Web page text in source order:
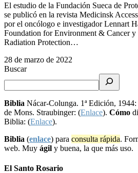
El estudio de la Fundación Sueca de
se publicó en la revista Medicinsk
por el oncólogo e investigador Lennart
Foundation for Environment & Cancer y
Radiation Protection…
28 de marzo de 2022
Buscar
Biblia Nácar-Colunga. 1ª Edición, 1944:
de Mons. Straubinger: (Enlace). Cómo
Biblia: (Enlace).
Biblia (enlace) para consulta rápida.
web. Muy ágil y buena, la que más uso.
El Santo Rosario